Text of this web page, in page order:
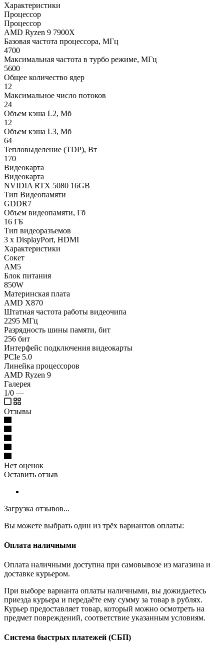
Характеристики
Процессор
Процессор
AMD Ryzen 9 7900X
Базовая частота процессора, МГц
4700
Максимальная частота в турбо режиме, МГц
5600
Общее количество ядер
12
Максимальное число потоков
24
Объем кэша L2, Мб
12
Объем кэша L3, Мб
64
Тепловыделение (TDP), Вт
170
Видеокарта
Видеокарта
NVIDIA RTX 5080 16GB
Тип Видеопамяти
GDDR7
Объем видеопамяти, Гб
16 ГБ
Тип видеоразъемов
3 x DisplayPort, HDMI
Характеристики
Сокет
AM5
Блок питания
850W
Материнская плата
AMD X870
Штатная частота работы видеочипа
2295 МГц
Разрядность шины памяти, бит
256 бит
Интерфейс подключения видеокарты
PCIe 5.0
Линейка процессоров
AMD Ryzen 9
Галерея
1/0 —
Отзывы
Нет оценок
Оставить отзыв
Загрузка отзывов...
Вы можете выбрать один из трёх вариантов оплаты:
Оплата наличными
Оплата наличными доступна при самовывозе из магазина и
доставке курьером.
При выборе варианта оплаты наличными, вы дожидаетесь
приезда курьера и передаёте ему сумму за товар в рублях.
Курьер предоставляет товар, который можно осмотреть на
предмет повреждений, соответствие указанным условиям.
Система быстрых платежей (СБП)